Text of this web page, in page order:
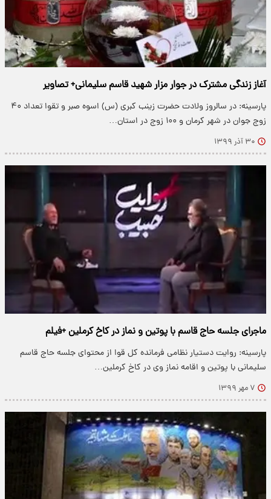
آغاز زندگی مشترک در جوار مزار شهید قاسم سلیمانی+ تصاویر
پارسینه: در سالروز ولادت حضرت زینب کبری (س) اسوه صبر و تقوا تعداد ۴۰
زوج جوان در شهر کرمان و ۱۰۰ زوج در استان…
۳۰ آذر ۱۳۹۹
ماجرای جلسه حاج قاسم با پوتین و نماز در کاخ کرملین +فیلم
پارسینه: روایت دستیار نظامی فرمانده کل قوا از محتوای جلسه حاج قاسم
سلیمانی با پوتین و اقامه نماز وی در کاخ کرملین…
۷ مهر ۱۳۹۹